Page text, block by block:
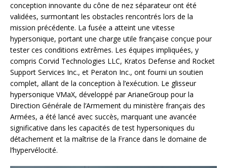
conception innovante du cône de nez séparateur ont été
validées, surmontant les obstacles rencontrés lors de la
mission précédente. La fusée a atteint une vitesse
hypersonique, portant une charge utile française conçue pour
tester ces conditions extrêmes. Les équipes impliquées, y
compris Corvid Technologies LLC, Kratos Defense and Rocket
Support Services Inc., et Peraton Inc., ont fourni un soutien
complet, allant de la conception à l’exécution. Le glisseur
hypersonique VMaX, développé par ArianeGroup pour la
Direction Générale de l’Armement du ministère français des
Armées, a été lancé avec succès, marquant une avancée
significative dans les capacités de test hypersoniques du
détachement et la maîtrise de la France dans le domaine de
l’hypervélocité.